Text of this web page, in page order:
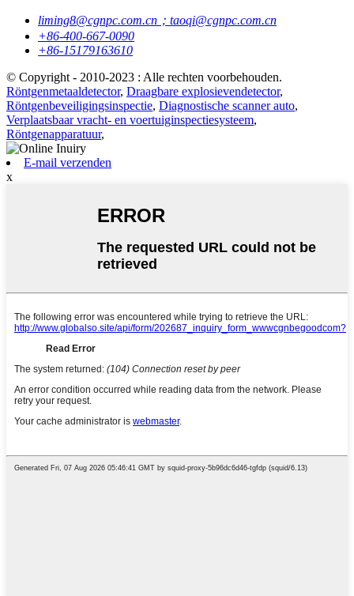
liming8@cgnpc.com.cn；taoqi@cgnpc.com.cn
+86-400-667-0090
+86-15179163610
© Copyright - 2010-2023 : Alle rechten voorbehouden.
Röntgenmetaaldetector, Draagbare explosievendetector,
Röntgenbeveiligingsinspectie, Diagnostische scanner auto,
Verplaatsbaar vracht- en voertuiginspectiesysteem,
Röntgenapparatuur,
E-mail verzenden
x